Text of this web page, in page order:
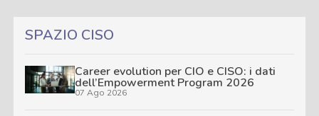
SPAZIO CISO
Career evolution per CIO e CISO: i dati
dell’Empowerment Program 2026
07 Ago 2026